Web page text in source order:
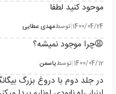
موحود کنید لطفا
1400/04/24
|توسطمهدی عطایی
😩چرا موجود نمیشه؟
1400/04/12
|توسطیاسمن
در جلد دوم با دروغ بزرگ